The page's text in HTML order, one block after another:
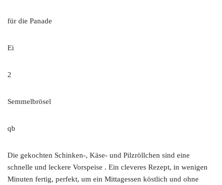
für die Panade
Ei
2
Semmelbrösel
qb
Die gekochten Schinken-, Käse- und Pilzröllchen sind eine
schnelle und leckere Vorspeise . Ein cleveres Rezept, in wenigen
Minuten fertig, perfekt, um ein Mittagessen köstlich und ohne